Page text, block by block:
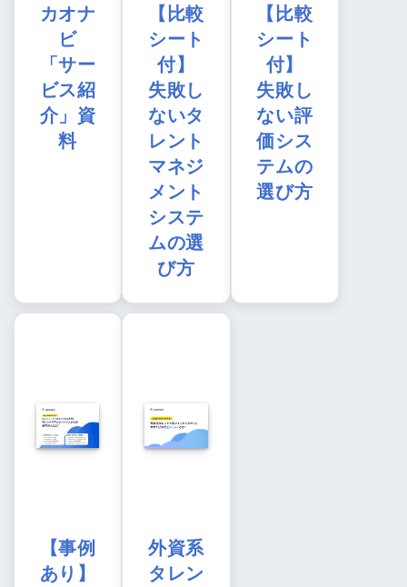
カオナ
ビ
「サー
ビス紹
介」資
料
【比較
シート
付】
失敗し
ないタ
レント
マネジ
メント
システ
ムの選
び方
【比較
シート
付】
失敗し
ない評
価シス
テムの
選び方
【事例
あり】
外資系
タレン